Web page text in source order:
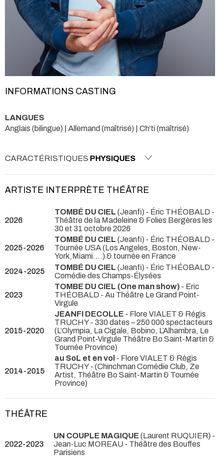
INFORMATIONS CASTING
LANGUES
Anglais (bilingue) | Allemand (maîtrisé) | Ch'ti (maîtrisé)
CARACTÉRISTIQUES PHYSIQUES
ARTISTE INTERPRÈTE THÉÂTRE
2026
TOMBÉ DU CIEL (Jeanfi) - Éric THÉOBALD -
Théâtre de la Madeleine & Folies Bergères les
30 et 31 octobre 2026
2025-2026
TOMBÉ DU CIEL (Jeanfi) - Éric THÉOBALD -
Tournée USA (Los Angeles, Boston, New-
York,Miami....) & tournée en France
2024-2025
TOMBÉ DU CIEL (Jeanfi) - Éric THÉOBALD -
Comédie des Champs-Élysées
2023
TOMBE DU CIEL (One man show) - Eric
THÉOBALD - Au Théâtre Le Grand Point-
Virgule
2015-2020
JEANFI DECOLLE - Flore VIALET & Régis
TRUCHY- 330 dates – 250 000 spectacteurs
(L’Olympia, La Cigale, Bobino, L’Alhambra, Le
Grand Point-Virgule Théâtre Bo Saint-Martin &
Tournée Province)
2014-2015
au SoL et en vol - Flore VIALET & Régis
TRUCHY- (Chinchman Comédie Club, Ze
Artist, Théâtre Bo Saint-Martin & Tournée
Province)
THÉÂTRE
2022-2023
UN COUPLE MAGIQUE (Laurent RUQUIER) -
Jean-Luc MOREAU - Théâtre des Bouffes
Parisiens